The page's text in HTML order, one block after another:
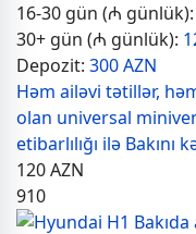
16-30 gün (₼ günlük):
30+ gün (₼ günlük):
Depozit: 300 AZN
Həm ailəvi tətillər,
olan universal
etibarlılığı ilə Bakını
120AZN
910